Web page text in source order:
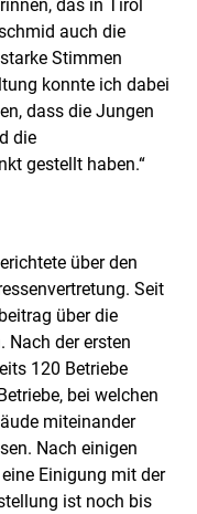
das in Tirol
auch die
Stimmen
konnte ich dabei
dass die Jungen
die
gestellt haben.“
über den
Seit
über die
Nach der ersten
120 Betriebe
bei welchen
miteinander
Nach einigen
Einigung mit der
ist noch bis